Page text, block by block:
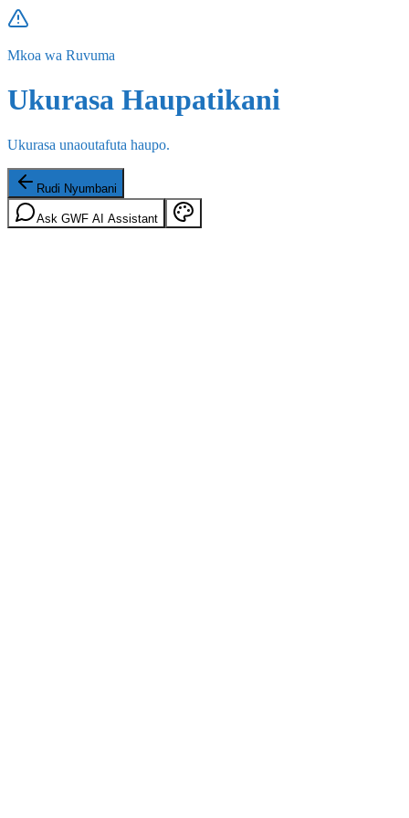
Mkoa wa Ruvuma
Ukurasa Haupatikani
Ukurasa unaoutafuta haupo.
Rudi Nyumbani
Ask GWF AI Assistant